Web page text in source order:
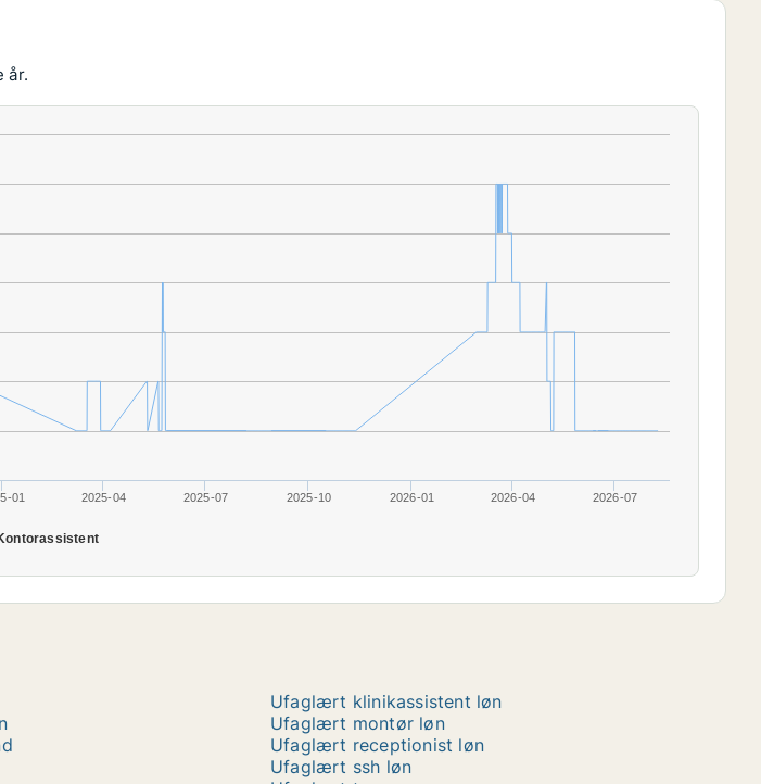
år.
01 2025-04 2025-07 2025-10 2026-01 2026-04 2026-07
Ufaglært klinikassistent løn
Ufaglært montør løn
Ufaglært receptionist løn
Ufaglært ssh løn